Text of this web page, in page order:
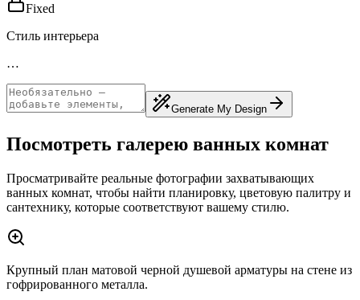
Fixed
Стиль интерьера
…
Generate My Design
Посмотреть галерею ванных комнат
Просматривайте реальные фотографии захватывающих
ванных комнат, чтобы найти планировку, цветовую палитру и
сантехнику, которые соответствуют вашему стилю.
Крупный план матовой черной душевой арматуры на стене из
гофрированного металла.